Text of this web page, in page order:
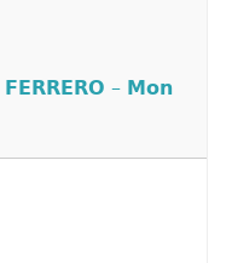
FERRERO – Mon